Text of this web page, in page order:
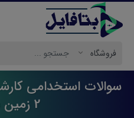
سوالات استخدامی
2 زمین شناسی